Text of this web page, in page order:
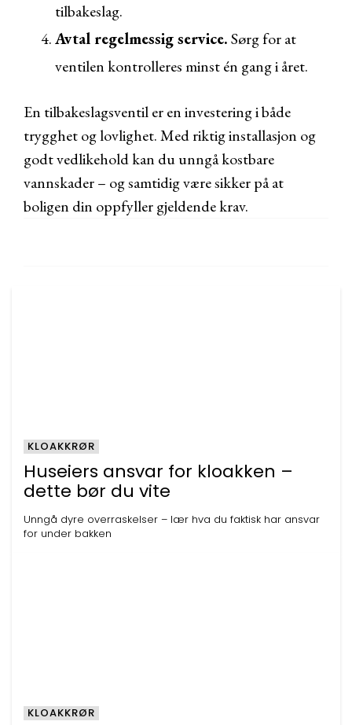
tilbakeslag.
Avtal regelmessig service.Sørg for at
ventilen kontrolleres minst én gang i året.
En tilbakeslagsventil er en investering i både
trygghet og lovlighet. Med riktig installasjon og
godt vedlikehold kan du unngå kostbare
vannskader – og samtidig være sikker på at
boligen din oppfyller gjeldende krav.
Huseiers ansvar for kloakken –
dette bør du vite
Unngå dyre overraskelser – lær hva du faktisk har ansvar
for under bakken
KLOAKKRØR
KLOAKKRØR